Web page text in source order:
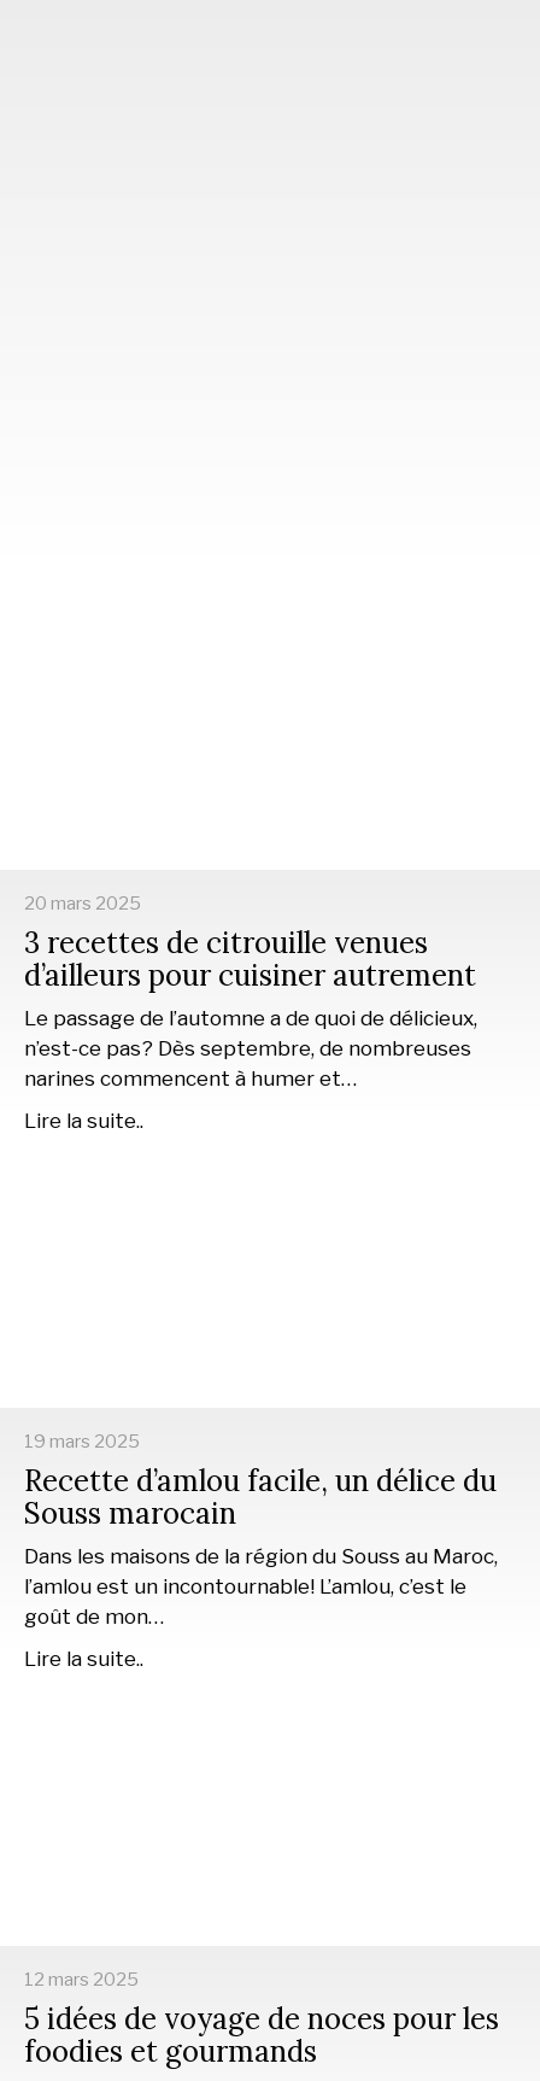
20 mars 2025
3 recettes de citrouille venues
d’ailleurs pour cuisiner autrement
Le passage de l’automne a de quoi de délicieux,
n’est-ce pas? Dès septembre, de nombreuses
narines commencent à humer et…
Lire la suite..
19 mars 2025
Recette d’amlou facile, un délice du
Souss marocain
Dans les maisons de la région du Souss au Maroc,
l’amlou est un incontournable! L’amlou, c’est le
goût de mon…
Lire la suite..
12 mars 2025
5 idées de voyage de noces pour les
foodies et gourmands